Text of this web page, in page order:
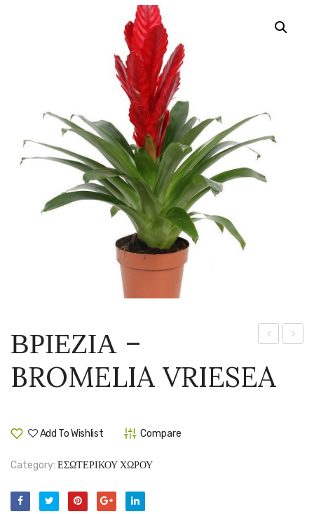
GUZMANIA
ΒΡΙΕΖΙΑ –
BROMELIA VRIESEA
Add To Wishlist Compare
Category: ΕΣΩΤΕΡΙΚΟΥ ΧΩΡΟΥ